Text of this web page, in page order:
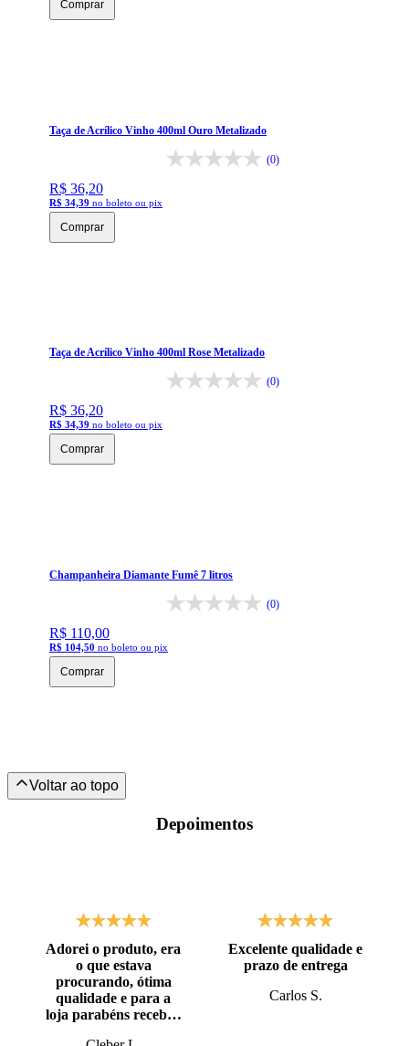
Comprar
Taça de Acrílico Vinho 400ml Ouro Metalizado
(0)
R$ 36,20
R$ 34,39 no boleto ou pix
Comprar
Taça de Acrílico Vinho 400ml Rose Metalizado
(0)
R$ 36,20
R$ 34,39 no boleto ou pix
Comprar
Champanheira Diamante Fumê 7 litros
(0)
R$ 110,00
R$ 104,50 no boleto ou pix
Comprar
Depoimentos
Adorei o produto, era
o que estava
procurando, ótima
qualidade e para a
loja parabéns recebi o
Excelente qualidade e
prazo de entrega
Carlos S.